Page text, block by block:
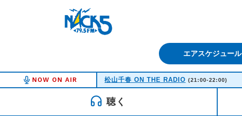
エアスケジュール
NOW ON AIR 松山千春 ON THE RADIO (21:00-22:00)
聴く